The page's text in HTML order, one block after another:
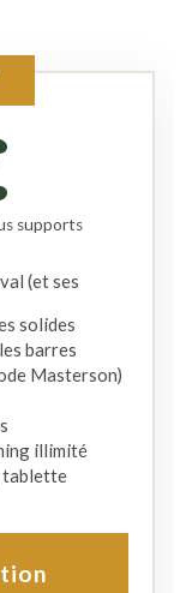
supports
(et ses
solides
barres
Masterson)
illimité
tablette